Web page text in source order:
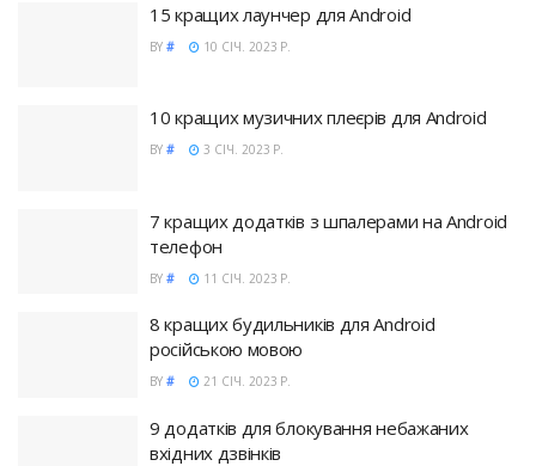
15 кращих лаунчер для Android
BY # 10 СІЧ. 2023 Р.
10 кращих музичних плеєрів для Android
BY # 3 СІЧ. 2023 Р.
7 кращих додатків з шпалерами на Android
телефон
BY # 11 СІЧ. 2023 Р.
8 кращих будильників для Android
російською мовою
BY # 21 СІЧ. 2023 Р.
9 додатків для блокування небажаних
вхідних дзвінків